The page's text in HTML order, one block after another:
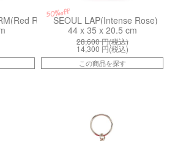
Rouge)
50%off
SEOUL LAP(Intense Rose)
44 x 35 x 20.5 cm
28,600円(税込)
14,300 円(税込)
この商品を探す